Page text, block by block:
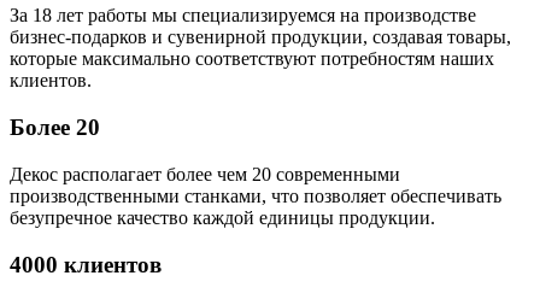
За 18 лет работы мы специализируемся на производстве
бизнес-подарков и сувенирной продукции, создавая товары,
которые максимально соответствуют потребностям наших
клиентов.
Более 20
Декос располагает более чем 20 современными
производственными станками, что позволяет обеспечивать
безупречное качество каждой единицы продукции.
4000 клиентов